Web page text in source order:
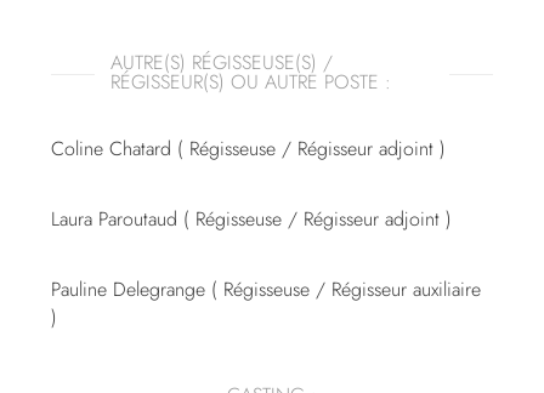
AUTRE(S) RÉGISSEUSE(S) /
RÉGISSEUR(S) OU AUTRE POSTE :
Coline Chatard ( Régisseuse / Régisseur adjoint )
Laura Paroutaud ( Régisseuse / Régisseur adjoint )
Pauline Delegrange ( Régisseuse / Régisseur auxiliaire
)